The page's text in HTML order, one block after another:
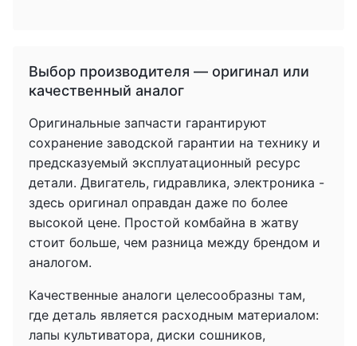
Выбор производителя — оригинал или
качественный аналог
Оригинальные запчасти гарантируют
сохранение заводской гарантии на технику и
предсказуемый эксплуатационный ресурс
детали. Двигатель, гидравлика, электроника -
здесь оригинал оправдан даже по более
высокой цене. Простой комбайна в жатву
стоит больше, чем разница между брендом и
аналогом.
Качественные аналоги целесообразны там,
где деталь является расходным материалом:
лапы культиватора, диски сошников,